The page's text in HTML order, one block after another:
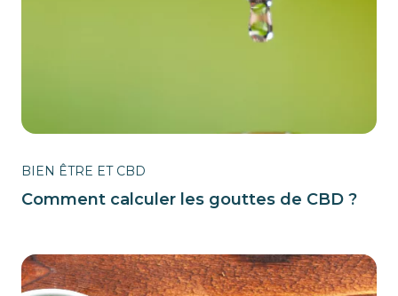
BIEN ÊTRE ET CBD
Comment calculer les gouttes de CBD ?